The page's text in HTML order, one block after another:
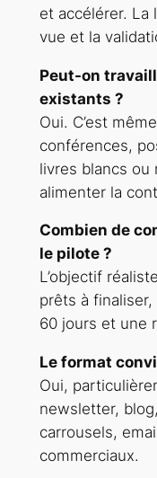
et accélérer. La
vue et la
Peut-on
existants ?
Oui. C’est
conférences,
livres blancs
alimenter la
Combien de
le pilote ?
L’objectif
prêts à
60 jours et une
Le format
Oui,
newsletter,
carrousels,
commerciaux.